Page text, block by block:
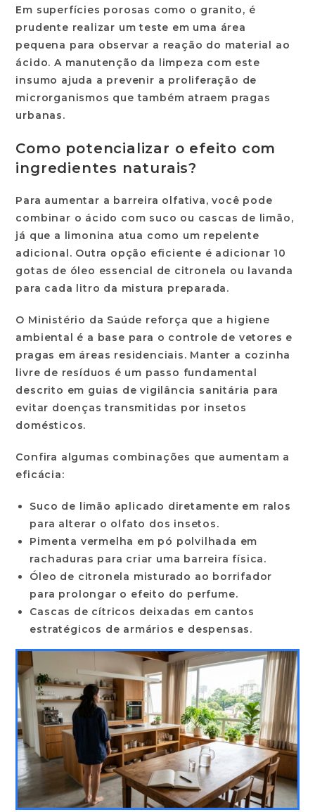
Em superfícies porosas como o granito, é
prudente realizar um teste em uma área
pequena para observar a reação do material ao
ácido. A manutenção da limpeza com este
insumo ajuda a prevenir a proliferação de
microrganismos que também atraem pragas
urbanas.
Como potencializar o efeito com
ingredientes naturais?
Para aumentar a barreira olfativa, você pode
combinar o ácido com suco ou cascas de limão,
já que a limonina atua como um repelente
adicional. Outra opção eficiente é adicionar 10
gotas de óleo essencial de citronela ou lavanda
para cada litro da mistura preparada.
O Ministério da Saúde reforça que a higiene
ambiental é a base para o controle de vetores e
pragas em áreas residenciais. Manter a cozinha
livre de resíduos é um passo fundamental
descrito em guias de vigilância sanitária para
evitar doenças transmitidas por insetos
domésticos.
Confira algumas combinações que aumentam a
eficácia:
Suco de limão aplicado diretamente em ralos
para alterar o olfato dos insetos.
Pimenta vermelha em pó polvilhada em
rachaduras para criar uma barreira física.
Óleo de citronela misturado ao borrifador
para prolongar o efeito do perfume.
Cascas de cítricos deixadas em cantos
estratégicos de armários e despensas.